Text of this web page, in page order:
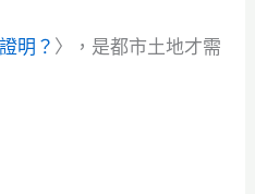
明？ 〉，是都市土地才需